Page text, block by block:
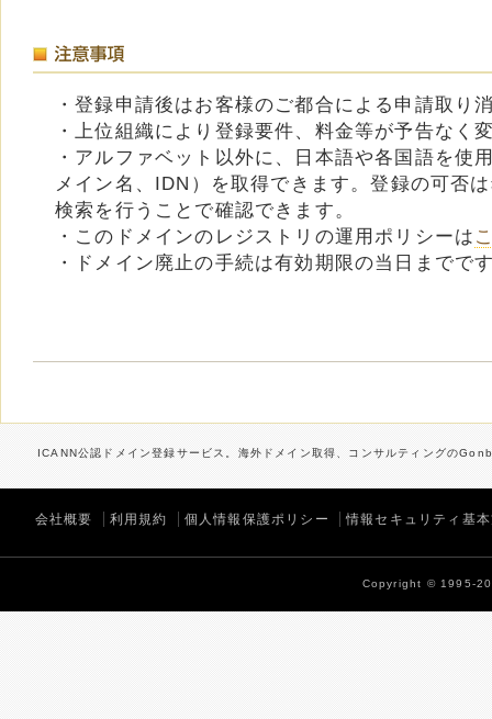
・登録申請後はお客様のご都合による申請取り
・上位組織により登録要件、料金等が予告なく
・アルファベット以外に、日本語や各国語を使
メイン名、IDN）を取得できます。登録の可否
検索を行うことで確認できます。
・このドメインのレジストリの運用ポリシーは
・ドメイン廃止の手続は有効期限の当日までで
ICANN公認ドメイン登録サービス。海外ドメイン取得、コンサルティングの
会社概要 利用規約 個人情報保護ポリシー 情報セキュリティ基
Copyright © 1995-